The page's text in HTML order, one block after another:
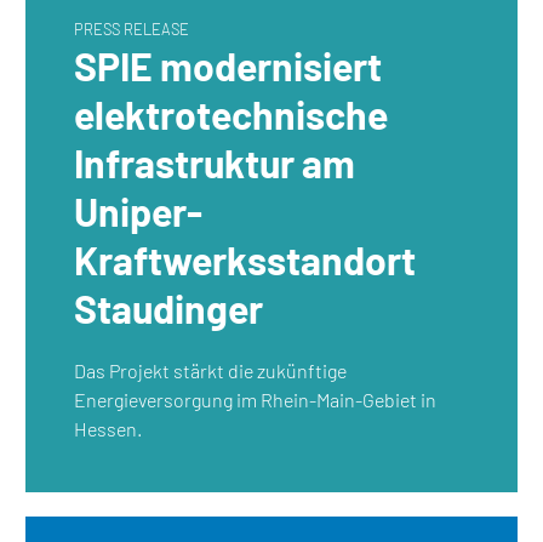
PRESS RELEASE
SPIE modernisiert
elektrotechnische
Infrastruktur am
Uniper-
Kraftwerksstandort
Staudinger
Das Projekt stärkt die zukünftige
Energieversorgung im Rhein-Main-Gebiet in
Hessen.